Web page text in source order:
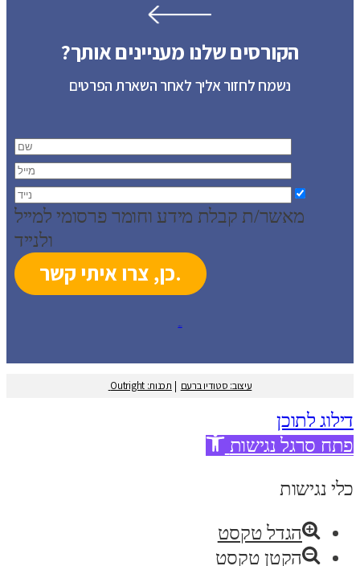
הקורסים שלנו מעניינים אותך?
נשמח לחזור אליך לאחר השארת הפרטים
מאשר/ת קבלת מידע וחומר פרסומי למייל
ולנייד
עיצוב: סטודיו ברעם | תכנות: Outright
דילוג לתוכן
פתח סרגל נגישות
כלי נגישות
הגדל טקסט
הקטן טקסט